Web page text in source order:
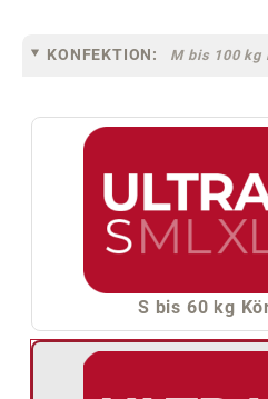
KONFEKTION: M bis 100 kg
S bis 60 kg